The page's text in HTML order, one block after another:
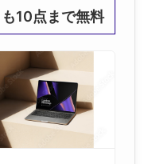
10点まで無料